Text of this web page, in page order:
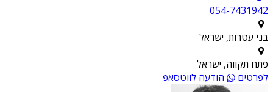
054-7431942
בני עטרות, ישראל
פתח תקווה, ישראל
לפרטים
הודעה לווטסאפ